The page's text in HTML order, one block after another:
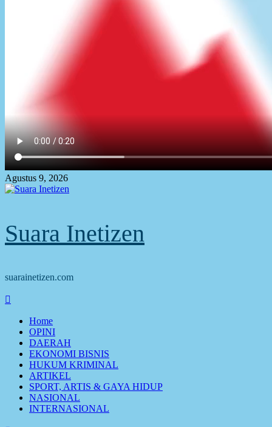
Agustus 9, 2026
Suara Inetizen
suarainetizen.com
Home
OPINI
DAERAH
EKONOMI BISNIS
HUKUM KRIMINAL
ARTIKEL
SPORT, ARTIS & GAYA HIDUP
NASIONAL
INTERNASIONAL